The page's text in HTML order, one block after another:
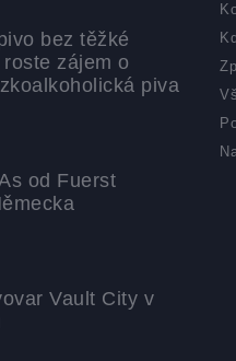
bez těžké
zájem o
piva
od Fuerst
Vault City v